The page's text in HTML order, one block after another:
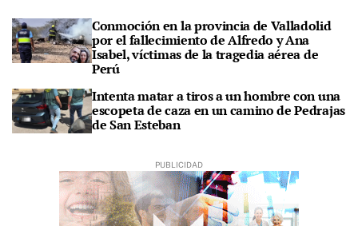
Conmoción en la provincia de Valladolid
por el fallecimiento de Alfredo y Ana
Isabel, víctimas de la tragedia aérea de
Perú
Intenta matar a tiros a un hombre con una
escopeta de caza en un camino de Pedrajas
de San Esteban